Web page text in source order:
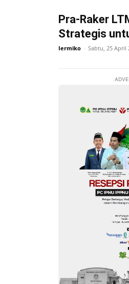
Pra-Raker
Strategis
Iermiko - Sabtu, 25 April